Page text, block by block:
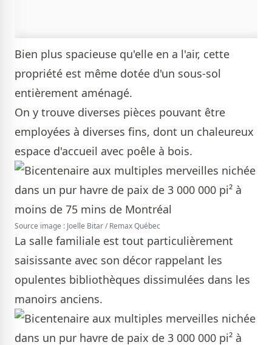
Bien plus spacieuse qu'elle en a l'air, cette
propriété est même dotée d'un sous-sol
entièrement aménagé.
On y trouve diverses pièces pouvant être
employées à diverses fins, dont un chaleureux
espace d'accueil avec poêle à bois.
Source image : Joelle Bitar / Remax Québec
La salle familiale est tout particulièrement
saisissante avec son décor rappelant les
opulentes bibliothèques dissimulées dans les
manoirs anciens.